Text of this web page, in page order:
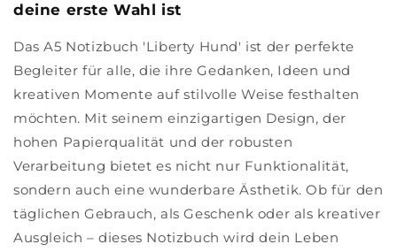
deine erste Wahl ist
Das A5 Notizbuch 'Liberty Hund' ist der perfekte
Begleiter für alle, die ihre Gedanken, Ideen und
kreativen Momente auf stilvolle Weise festhalten
möchten. Mit seinem einzigartigen Design, der
hohen Papierqualität und der robusten
Verarbeitung bietet es nicht nur Funktionalität,
sondern auch eine wunderbare Ästhetik. Ob für den
täglichen Gebrauch, als Geschenk oder als kreativer
Ausgleich – dieses Notizbuch wird dein Leben